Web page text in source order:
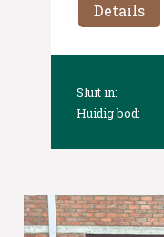
Details
Sluit in:
Huidig bod: